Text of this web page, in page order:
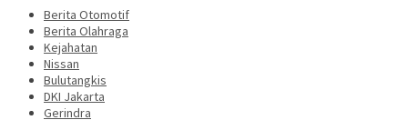
Berita Otomotif
Berita Olahraga
Kejahatan
Nissan
Bulutangkis
DKI Jakarta
Gerindra